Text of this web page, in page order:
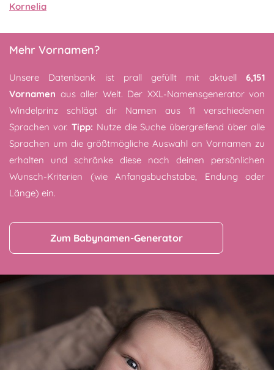
Kornelia
Mehr Vornamen?
Unsere Datenbank ist prall gefüllt mit aktuell 6,151
Vornamen aus aller Welt. Der XXL-Namensgenerator von
Windelprinz schlägt dir Namen aus 11 verschiedenen
Sprachen vor. Tipp: Nutze die Suche übergreifend über alle
Sprachen um die größtmögliche Auswahl an Vornamen zu
erhalten und schränke diese nach deinen persönlichen
Wunsch-Kriterien (wie Anfangsbuchstabe, Endung oder
Länge) ein.
Zum Babynamen-Generator